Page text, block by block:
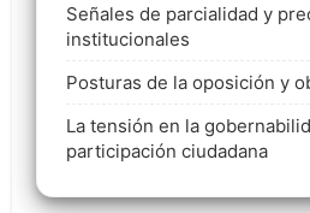
Señales de parcialidad y
institucionales
Posturas de la oposición y
La tensión en la
participación ciudadana